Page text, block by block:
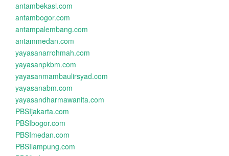
antambekasi.com
antambogor.com
antampalembang.com
antammedan.com
yayasanarrohmah.com
yayasanpkbm.com
yayasanmambaulirsyad.com
yayasanabm.com
yayasandharmawanita.com
PBSIjakarta.com
PBSIbogor.com
PBSImedan.com
PBSIlampung.com